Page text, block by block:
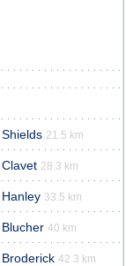
Shields 21.5 km
Clavet 28.3 km
Hanley 33.5 km
Blucher 40 km
Broderick 42.3 km